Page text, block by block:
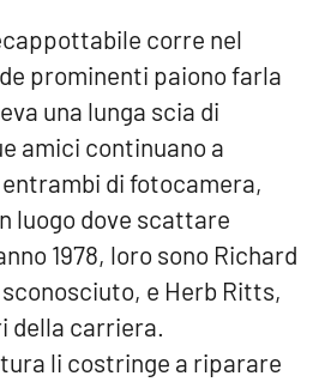
corre nel
prominenti paiono farla
una lunga scia di
amici continuano a
di fotocamera,
luogo dove scattare
1978, loro sono Richard
e Herb Ritts,
della carriera.
li costringe a riparare